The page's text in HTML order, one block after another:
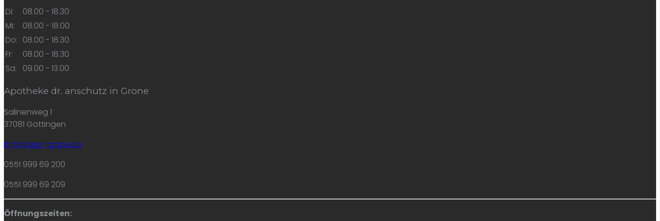
Di:
08.00 - 18.30
Mi:
08.00 - 18.00
Do: 08.00 - 18.30
Fr:
08.00 - 18.30
Sa:
09.00 - 13.00
Apotheke dr. anschütz in Grone
Salinenweg 1
37081 Göttingen
info@apo-grone.de
0551 999 69 200
0551 999 69 209
Öffnungszeiten: